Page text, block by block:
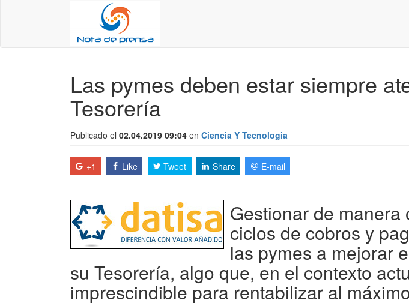
Las pymes deben estar siempre
Tesorería
Publicado el 02.04.2019 09:04 en Ciencia Y Tecnologia
+1 Like Tweet Share E-mail
Gestionar de manera
ciclos de cobros y
las pymes a mejorar
su Tesorería, algo que, en el contexto
imprescindible para rentabilizar al